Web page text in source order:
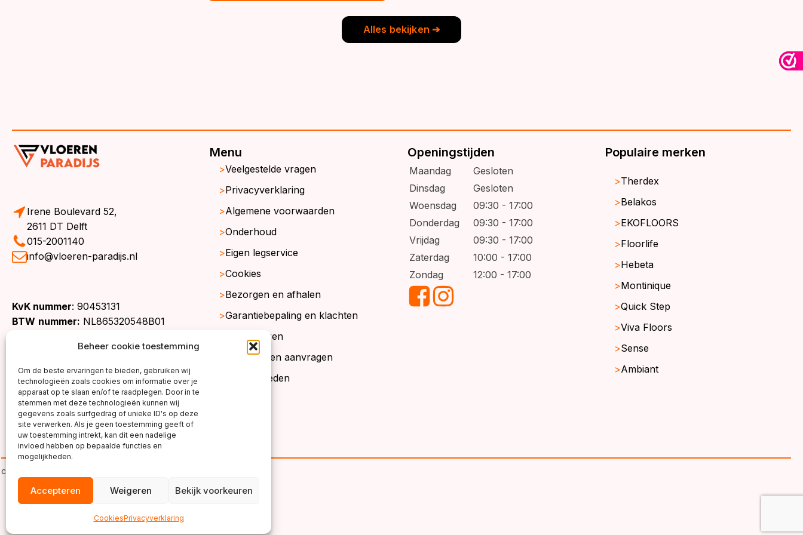
Beheer cookie toestemming
Om de beste ervaringen te bieden, gebruiken wij
technologieën zoals cookies om informatie over je
apparaat op te slaan en/of te raadplegen. Door in te
stemmen met deze technologieën kunnen wij
gegevens zoals surfgedrag of unieke ID's op deze
site verwerken. Als je geen toestemming geeft of
uw toestemming intrekt, kan dit een nadelige
invloed hebben op bepaalde functies en
mogelijkheden.
Accepteren Weigeren Bekijk voorkeuren
CookiesPrivacyverklaring
Alles bekijken ➔
Irene Boulevard 52,
2611 DT Delft
015-2001140
info@vloeren-paradijs.nl
KvK nummer: 90453131
BTW nummer: NL865320548B01
Menu
Veelgestelde vragen
Privacyverklaring
Algemene voorwaarden
Onderhoud
Eigen legservice
Cookies
Bezorgen en afhalen
Garantiebepaling en klachten
Retourneren
Gratis stalen aanvragen
Werkgebieden
Openingstijden
Maandag
Gesloten
Dinsdag
Gesloten
Woensdag
09:30 - 17:00
Donderdag
09:30 - 17:00
Vrijdag
09:30 - 17:00
Zaterdag
10:00 - 17:00
Zondag
12:00 - 17:00
Populaire merken
Therdex
Belakos
EKOFLOORS
Floorlife
Hebeta
Montinique
Quick Step
Viva Floors
Sense
Ambiant
copyright ©2026